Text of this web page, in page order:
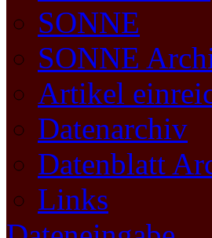
SONNE
SONNE
Artikel
Datenarchiv
Datenblatt
Links